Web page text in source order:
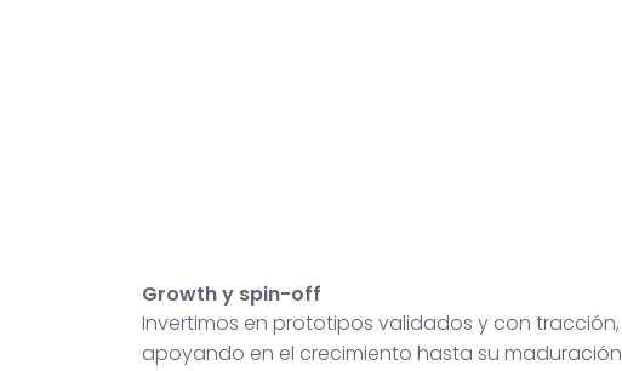
Growth y spin-off
Invertimos en prototipos validados y con tracción,
apoyando en el crecimiento hasta su maduración